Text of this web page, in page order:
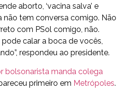
aborto, ‘vacina salva’ e
não tem conversa comigo. Não
com PSol comigo, não.
pode calar a boca de vocês,
respondeu ao presidente.
bolsonarista manda colega
primeiro em Metrópoles.